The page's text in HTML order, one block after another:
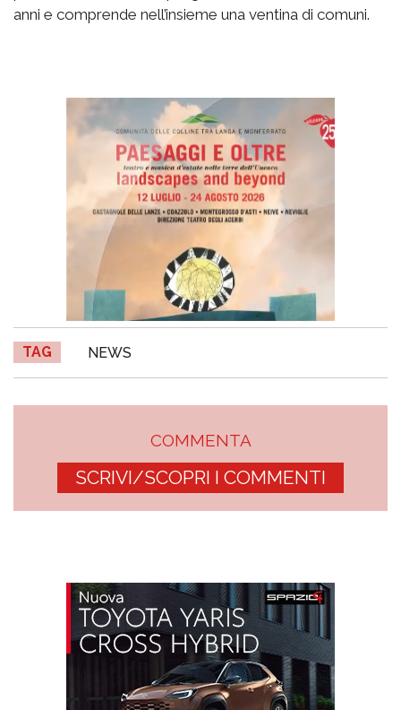
anni e comprende nell’insieme una ventina di comuni.
TAG NEWS
COMMENTA
SCRIVI/SCOPRI I COMMENTI